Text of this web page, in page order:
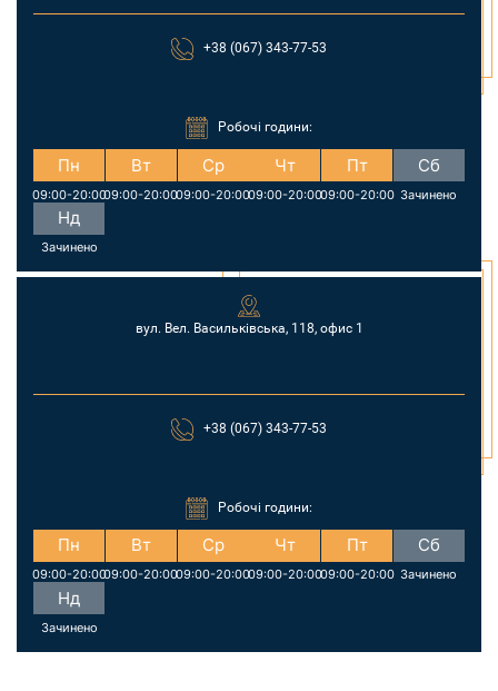
+38 (067) 343-77-53
Робочі години:
Пн
09:00-20:00
Вт
09:00-20:00
Ср
09:00-20:00
Чт
09:00-20:00
Пт
09:00-20:00
Сб
Зачинено
Нд
Зачинено
вул. Вел. Васильківська, 118, офис 1
+38 (067) 343-77-53
Робочі години:
Пн
09:00-20:00
Вт
09:00-20:00
Ср
09:00-20:00
Чт
09:00-20:00
Пт
09:00-20:00
Сб
Зачинено
Нд
Зачинено